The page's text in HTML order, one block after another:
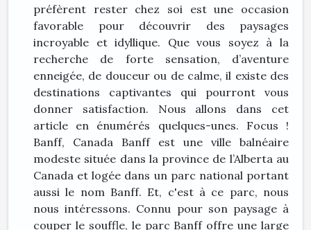
préfèrent rester chez soi est une occasion
favorable pour découvrir des paysages
incroyable et idyllique. Que vous soyez à la
recherche de forte sensation, d’aventure
enneigée, de douceur ou de calme, il existe des
destinations captivantes qui pourront vous
donner satisfaction. Nous allons dans cet
article en énumérés quelques-unes. Focus !
Banff, Canada Banff est une ville balnéaire
modeste située dans la province de l’Alberta au
Canada et logée dans un parc national portant
aussi le nom Banff. Et, c'est à ce parc, nous
nous intéressons. Connu pour son paysage à
couper le souffle, le parc Banff offre une large